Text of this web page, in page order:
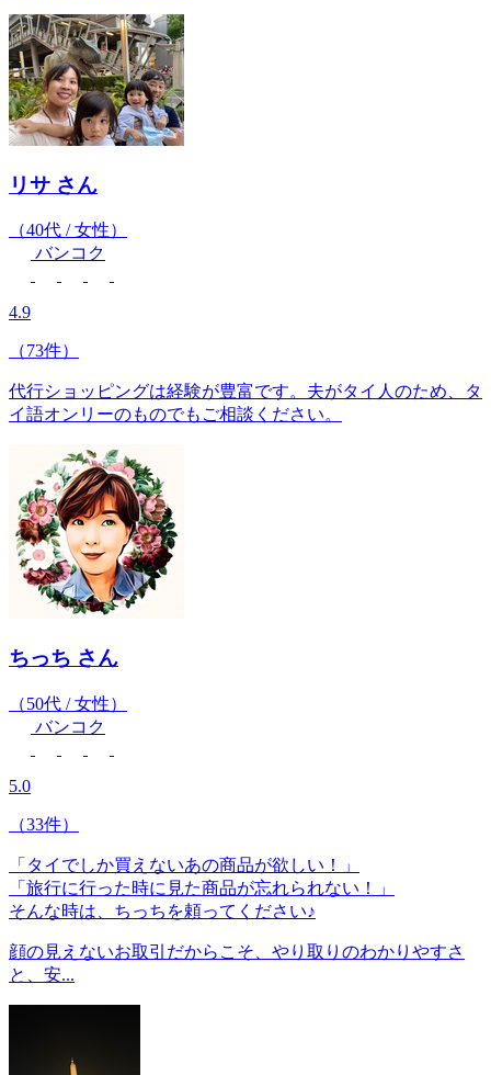
リサ さん
（40代 / 女性）
バンコク
4.9
（73件）
代行ショッピングは経験が豊富です。夫がタイ人のため、タ
イ語オンリーのものでもご相談ください。
ちっち さん
（50代 / 女性）
バンコク
5.0
（33件）
「タイでしか買えないあの商品が欲しい！」
「旅行に行った時に見た商品が忘れられない！」
そんな時は、ちっちを頼ってください♪
顔の見えないお取引だからこそ、やり取りのわかりやすさ
と、安...